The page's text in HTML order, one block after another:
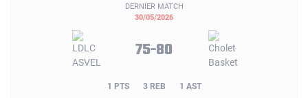
DERNIER MATCH
30/05/2026
75-80
1 PTS 3 REB 1 AST